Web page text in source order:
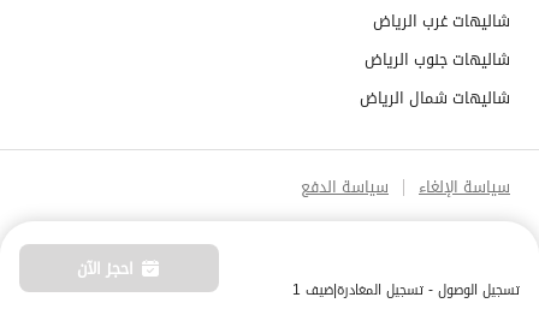
شاليهات غرب الرياض
شاليهات جنوب الرياض
شاليهات شمال الرياض
سياسة الإلغاء سياسة الدفع
تسجيل الوصول - تسجيل المغادرة|ضيف 1
احجز الآن